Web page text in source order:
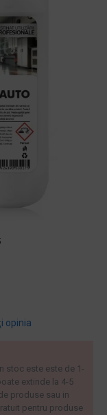
opinia
stoc este este de 1-
extinde la 4-5
produse sau in
pentru produse